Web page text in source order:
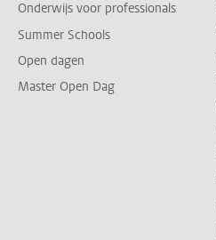
Onderwijs voor professionals
Summer Schools
Open dagen
Master Open Dag